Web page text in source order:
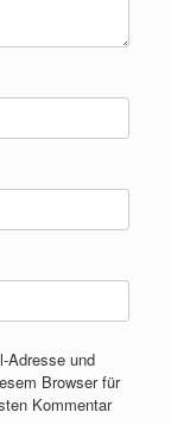
Adresse und
Browser für
Kommentar